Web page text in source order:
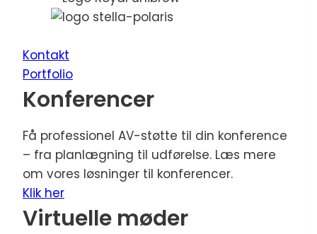
Kontakt
Portfolio
Konferencer
Få professionel AV-støtte til din konference
– fra planlægning til udførelse. Læs mere
om vores løsninger til konferencer.
Klik her
Virtuelle møder